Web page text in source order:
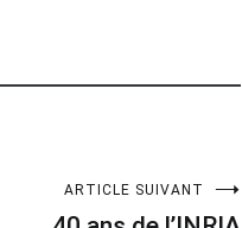
ARTICLE SUIVANT